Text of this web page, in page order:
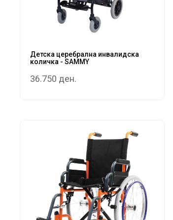
Детска церебрална инвалидска
количка - SAMMY
36.750 ден.